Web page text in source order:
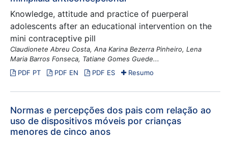
Knowledge, attitude and practice of puerperal
adolescents after an educational intervention on the
mini contraceptive pill
Claudionete Abreu Costa, Ana Karina Bezerra Pinheiro, Lena
Maria Barros Fonseca, Tatiane Gomes Guede...
PDF PT
PDF EN PDF ES Resumo
Normas e percepções dos pais com relação ao
uso de dispositivos móveis por crianças
menores de cinco anos